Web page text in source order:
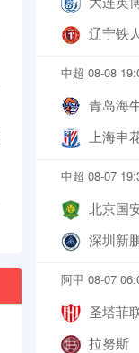
辽宁铁人
中超 08-08
青岛海
上海申
中超 08-07
北京国
深圳新
阿甲 08-07
圣塔菲
拉努斯